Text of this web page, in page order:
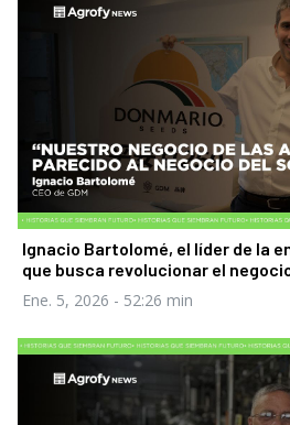
Ignacio Bartolomé, el líder de la
que busca revolucionar el
Ene. 5, 2026 - 52:26 min